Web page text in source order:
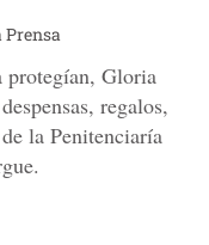
Prensa
protegían, Gloria
regalos,
la Penitenciaría